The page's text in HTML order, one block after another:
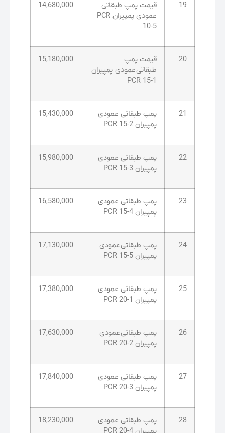
19
قیمت پمپ طبقاتی
عمودی پمپیران PCR
10-5
14,680,000
20
قیمت پمپ
طبقاتی عمودی پمپیران
PCR 15-1
15,180,000
21
پمپ طبقاتی عمودی
پمپیران PCR 15-2
15,430,000
22
پمپ طبقاتی عمودی
پمپیران PCR 15-3
15,980,000
23
پمپ طبقاتی عمودی
پمپیران PCR 15-4
16,580,000
24
پمپ طبقاتی عمودی
پمپیران PCR 15-5
17,130,000
25
پمپ طبقاتی عمودی
پمپیران PCR 20-1
17,380,000
26
پمپ طبقاتی عمودی
پمپیران PCR 20-2
17,630,000
27
پمپ طبقاتی عمودی
پمپیران PCR 20-3
17,840,000
28
پمپ طبقاتی عمودی
18,230,000